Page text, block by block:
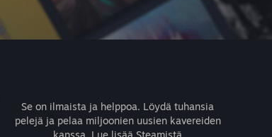
Se on ilmaista ja helppoa. Löydä tuhansia
pelejä ja pelaa miljoonien uusien kavereiden
kanssa. Lue lisää Steamistä